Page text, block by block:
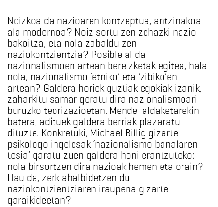
Noizkoa da nazioaren kontzeptua, antzinakoa
ala modernoa? Noiz sortu zen zehazki nazio
bakoitza, eta nola zabaldu zen
naziokontzientzia? Posible al da
nazionalismoen artean bereizketak egitea, hala
nola, nazionalismo ‘etniko’ eta ‘zibiko’en
artean? Galdera horiek guztiak egokiak izanik,
zaharkitu samar geratu dira nazionalismoari
buruzko teorizazioetan. Mende-aldaketarekin
batera, adituek galdera berriak plazaratu
dituzte. Konkretuki, Michael Billig gizarte-
psikologo ingelesak ‘nazionalismo banalaren
tesia’ garatu zuen galdera honi erantzuteko:
nola birsortzen dira nazioak hemen eta orain?
Hau da, zerk ahalbidetzen du
naziokontzientziaren iraupena gizarte
garaikideetan?